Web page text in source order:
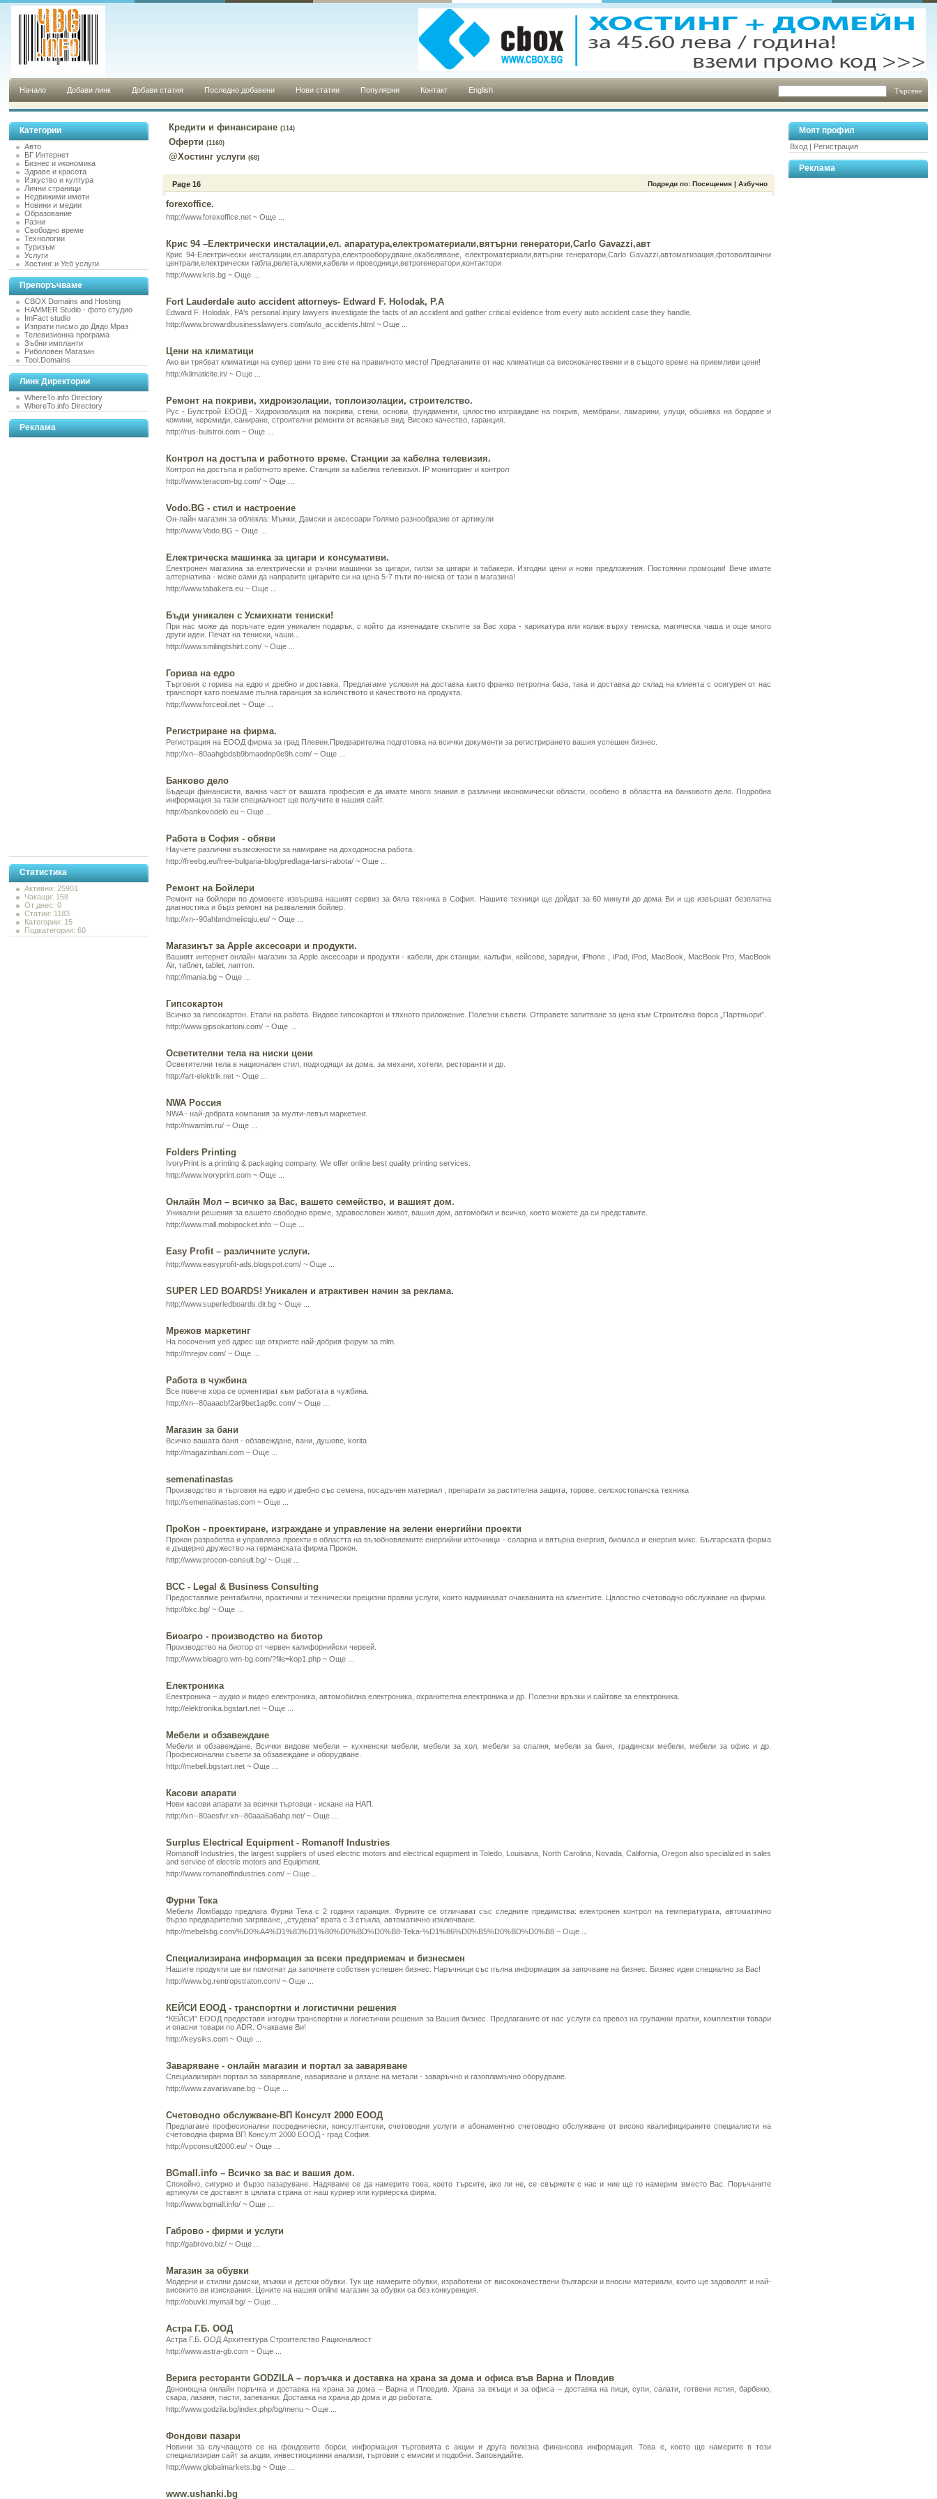
Начало Добави линк Добави статия Последно добавени Нови статии Популярни Контакт English
Категории
Авто
БГ Интернет
Бизнес и икономика
Здраве и красота
Изкуство и култура
Лични страници
Недвижими имоти
Новини и медии
Образование
Разни
Свободно време
Технологии
Туризъм
Услуги
Хостинг и Уеб услуги
Препоръчваме
CBOX Domains and Hosting
HAMMER Studio - фото студио
ImFact studio
Изпрати писмо до Дядо Мраз
Телевизионна програма
Зъбни импланти
Риболовен Магазин
Tool.Domains
Линк Директории
WhereTo.info Directory
WhereTo.info Directory
Реклама
Статистика
Активни: 25901
Чакащи: 168
От днес: 0
Статии: 1183
Категории: 15
Подкатегории: 60
Кредити и финансиране (114)
Оферти (1160)
@Хостинг услуги (68)
Подреди по: Посещения | Азбучно
Page 16
forexoffice.
http://www.forexoffice.net ~ Още ...
Крис 94 –Електрически инсталации,ел. апаратура,електроматериали,вятърни генератори,Carlo Gavazzi,авт
Крис 94-Електрически инсталации,ел.апаратура,електрооборудване,окабеляване, електроматериали,вятърни генератори,Carlo Gavazzi,автоматизация,фотоволтаични
централи,електрически табла,релета,клеми,кабели и проводници,ветрогенератори,контактори
http://www.kris.bg ~ Още ...
Fort Lauderdale auto accident attorneys- Edward F. Holodak, P.A
Edward F. Holodak, PA's personal injury lawyers investigate the facts of an accident and gather critical evidence from every auto accident case they handle.
http://www.browardbusinesslawyers.com/auto_accidents.html ~ Още ...
Цени на климатици
Ако ви трябват климатици на супер цени то вие сте на правилното място! Предлаганите от нас климатици са висококачествени и в същото време на приемливи цени!
http://klimaticite.in/ ~ Още ...
Ремонт на покриви, хидроизолации, топлоизолации, строителство.
Рус - Булстрой ЕООД - Хидроизолация на покриви, стени, основи, фундаменти, цялостно изграждане на покрив, мембрани, ламарини, улуци, обшивка на бордове и
комини, керемиди, саниране, строителни ремонти от всякакъв вид. Високо качество, гаранция.
http://rus-bulstroi.com ~ Още ...
Контрол на достъпа и работното време. Станции за кабелна телевизия.
Контрол на достъпа и работното време. Станции за кабелна телевизия. IP мониторинг и контрол
http://www.teracom-bg.com/ ~ Още ...
Vodo.BG - стил и настроение
Он-лайн магазин за облекла: Мъжки, Дамски и аксесоари Голямо разнообразие от артикули
http://www.Vodo.BG ~ Още ...
Електрическа машинка за цигари и консумативи.
Електронен магазина за електрически и ръчни машинки за цигари, гилзи за цигари и табакери. Изгодни цени и нови предложения. Постоянни промоции! Вече имате
алтернатива - може сами да направите цигарите си на цена 5-7 пъти по-ниска от тази в магазина!
http://www.tabakera.eu ~ Още ...
Бъди уникален с Усмихнати тениски!
При нас може да поръчате един уникален подарък, с който да изненадате скъпите за Вас хора - карикатура или колаж върху тениска, магическа чаша и още много
други идеи. Печат на тениски, чаши...
http://www.smilingtshirt.com/ ~ Още ...
Горива на едро
Търговия с горива на едро и дребно и доставка. Предлагаме условия на доставка както франко петролна база, така и доставка до склад на клиента с осигурен от нас
транспорт като поемаме пълна гаранция за количството и качеството на продукта.
http://www.forceoil.net ~ Още ...
Регистриране на фирма.
Регистрация на ЕООД фирма за град Плевен.Предварителна подготовка на всички документи за регистрирането вашия успешен бизнес.
http://xn--80aahgbdsb9bmaodnp0e9h.com/ ~ Още ...
Банково дело
Бъдещи финансисти, важна част от вашата професия е да имате много знания в различни икономически области, особено в областта на банковото дело. Подробна
информация за тази специалност ще получите в нашия сайт.
http://bankovodelo.eu ~ Още ...
Работа в София - обяви
Научете различни възможности за намиране на доходоносна работа.
http://freebg.eu/free-bulgaria-blog/predlaga-tarsi-rabota/ ~ Още ...
Ремонт на Бойлери
Ремонт на бойлери по домовете извършва нашият сервиз за бяла техника в София. Нашите техници ще дойдат за 60 минути до дома Ви и ще извършат безплатна
диагностика и бърз ремонт на разваления бойлер.
http://xn--90ahbmdmeiicqju.eu/ ~ Още ...
Магазинът за Apple аксесоари и продукти.
Вашият интернет онлайн магазин за Apple аксесоари и продукти - кабели, док станции, калъфи, кейсове, зарядни, iPhone , iPad, iPod, MacBook, MacBook Pro, MacBook
Air, таблет, tablet, лаптоп.
http://imania.bg ~ Още ...
Гипсокартон
Всичко за гипсокартон. Етапи на работа. Видове гипсокартон и тяхното приложение. Полезни съвети. Отправете запитване за цена към Строителна борса „Партньори”.
http://www.gipsokartoni.com/ ~ Още ...
Осветителни тела на ниски цени
Осветителни тела в национален стил, подходящи за дома, за механи, хотели, ресторанти и др.
http://art-elektrik.net ~ Още ...
NWA Россия
NWA - най-добрата компания за мулти-левъл маркетинг.
http://nwamlm.ru/ ~ Още ...
Folders Printing
IvoryPrint is a printing & packaging company. We offer online best quality printing services.
http://www.ivoryprint.com ~ Още ...
Онлайн Мол – всичко за Вас, вашето семейство, и вашият дом.
Уникални решения за вашето свободно време, здравословен живот, вашия дом, автомобил и всичко, което можете да си представите.
http://www.mall.mobipocket.info ~ Още ...
Easy Profit – различните услуги.
http://www.easyprofit-ads.blogspot.com/ ~ Още ...
SUPER LED BOARDS! Уникален и атрактивен начин за реклама.
http://www.superledboards.dir.bg ~ Още ...
Мрежов маркетинг
На посочения уеб адрес ще откриете най-добрия форум за mlm.
http://mrejov.com/ ~ Още ...
Работа в чужбина
Все повече хора се ориентират към работата в чужбина.
http://xn--80aaacbf2ar9bet1ap9c.com/ ~ Още ...
Магазин за бани
Всичко вашата баня - обзавеждане, вани, душове, korita
http://magazinbani.com ~ Още ...
semenatinastas
Производство и търговия на едро и дребно със семена, посадъчен материал , препарати за растителна защита, торове, селскостопанска техника
http://semenatinastas.com ~ Още ...
ПроКон - проектиране, изграждане и управление на зелени енергийни проекти
Прокон разработва и управлява проекти в областта на възобновяемите енергийни източници - соларна и вятърна енергия, биомаса и енергия микс. Българската форма
е дъщерно дружество на германската фирма Прокон.
http://www.procon-consult.bg/ ~ Още ...
BCC - Legal & Business Consulting
Предоставяме рентабилни, практични и технически прецизни правни услуги, които надминават очакванията на клиентите. Цялостно счетоводно обслужване на фирми.
http://bkc.bg/ ~ Още ...
Биоагро - производство на биотор
Производство на биотор от червен калифорнийски червей.
http://www.bioagro.wm-bg.com/?file=kop1.php ~ Още ...
Електроника
Електроника – аудио и видео електроника, автомобилна електроника, охранителна електроника и др. Полезни връзки и сайтове за електроника.
http://elektronika.bgstart.net ~ Още ...
Мебели и обзавеждане
Мебели и обзавеждане. Всички видове мебели – кухненски мебели, мебели за хол, мебели за спалня, мебели за баня, градински мебели, мебели за офис и др.
Професионални съвети за обзавеждане и оборудване.
http://mebeli.bgstart.net ~ Още ...
Касови апарати
Нови касови апарати за всички търговци - искане на НАП.
http://xn--80aesfvr.xn--80aaa6a6ahp.net/ ~ Още ...
Surplus Electrical Equipment - Romanoff Industries
Romanoff Industries, the largest suppliers of used electric motors and electrical equipment in Toledo, Louisiana, North Carolina, Novada, California, Oregon also specialized in sales
and service of electric motors and Equipment.
http://www.romanoffindustries.com/ ~ Още ...
Фурни Тека
Мебели Ломбардо предлага Фурни Тека с 2 години гаранция. Фурните се отличават със следните предимства: електронен контрол на температурата, автоматично
бързо предварително загряване, „студена” врата с 3 стъкла, автоматично изключване.
http://mebelsbg.com/%D0%A4%D1%83%D1%80%D0%BD%D0%B8-Teka-%D1%86%D0%B5%D0%BD%D0%B8 ~ Още ...
Специализирана информация за всеки предприемач и бизнесмен
Нашите продукти ще ви помогнат да започнете собствен успешен бизнес. Наръчници със пълна информация за започване на бизнес. Бизнес идеи специално за Вас!
http://www.bg.rentropstraton.com/ ~ Още ...
КЕЙСИ ЕООД - транспортни и логистични решения
“КЕЙСИ” ЕООД предоставя изгодни транспортни и логистични решения за Вашия бизнес. Предлаганите от нас услуги са превоз на групажни пратки, комплектни товари
и опасни товари по ADR. Очакваме Ви!
http://keysiks.com ~ Още ...
Заваряване - онлайн магазин и портал за заваряване
Специализиран портал за заваряване, наваряване и рязане на метали - заваръчно и газопламъчно оборудване.
http://www.zavariavane.bg ~ Още ...
Счетоводно обслужване-ВП Консулт 2000 ЕООД
Предлагаме професионални посреднически, консултантски, счетоводни услуги и абонаментно счетоводно обслужване от високо квалифицираните специалисти на
счетоводна фирма ВП Консулт 2000 ЕООД - град София.
http://vpconsult2000.eu/ ~ Още ...
BGmall.info – Всичко за вас и вашия дом.
Спокойно, сигурно и бързо пазаруване. Надяваме се да намерите това, което търсите, ако ли не, се свържете с нас и ние ще го намерим вместо Вас. Поръчаните
артикули се доставят в цялата страна от наш куриер или куриерска фирма.
http://www.bgmall.info/ ~ Още ...
Габрово - фирми и услуги
http://gabrovo.biz/ ~ Още ...
Магазин за обувки
Модерни и стилни дамски, мъжки и детски обувки. Тук ще намерите обувки, изработени от висококачествени български и вносни материали, които ще задоволят и най-
високите ви изисквания. Цените на нашия online магазин за обувки са без конкуренция.
http://obuvki.mymall.bg/ ~ Още ...
Астра Г.Б. ООД
Астра Г.Б. ООД Архитектура Строителство Рационалност
http://www.astra-gb.com ~ Още ...
Верига ресторанти GODZILA – поръчка и доставка на храна за дома и офиса във Варна и Пловдив
Денонощна онлайн поръчка и доставка на храна за дома – Варна и Пловдив. Храна за вкъщи и за офиса – доставка на пици, супи, салати, готвени ястия, барбекю,
скара, лазаня, пасти, запеканки. Доставка на храна до дома и до работата.
http://www.godzila.bg/index.php/bg/menu ~ Още ...
Фондови пазари
Новини за случващото се на фондовите борси, информация търговията с акции и друга полезна финансова информация. Това е, което ще намерите в този
специализиран сайт за акции, инвестиоционни анализи, търговия с емисии и подобни. Заповядайте.
http://www.globalmarkets.bg ~ Още ...
www.ushanki.bg
Моят профил
Вход | Регистрация
Реклама